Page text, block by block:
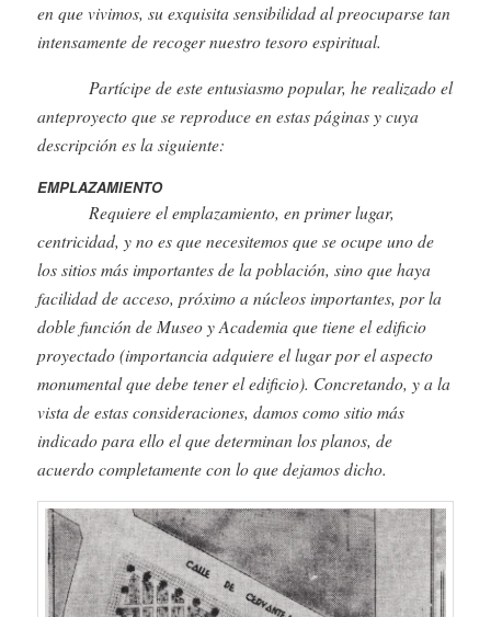
en que vivimos, su exquisita sensibilidad al preocuparse tan
intensamente de recoger nuestro tesoro espiritual.
Partícipe de este entusiasmo popular, he realizado el
anteproyecto que se reproduce en estas páginas y cuya
descripción es la siguiente:
EMPLAZAMIENTO
Requiere el emplazamiento, en primer lugar,
centricidad, y no es que necesitemos que se ocupe uno de
los sitios más importantes de la población, sino que haya
facilidad de acceso, próximo a núcleos importantes, por la
doble función de Museo y Academia que tiene el edificio
proyectado (importancia adquiere el lugar por el aspecto
monumental que debe tener el edificio). Concretando, y a la
vista de estas consideraciones, damos como sitio más
indicado para ello el que determinan los planos, de
acuerdo completamente con lo que dejamos dicho.